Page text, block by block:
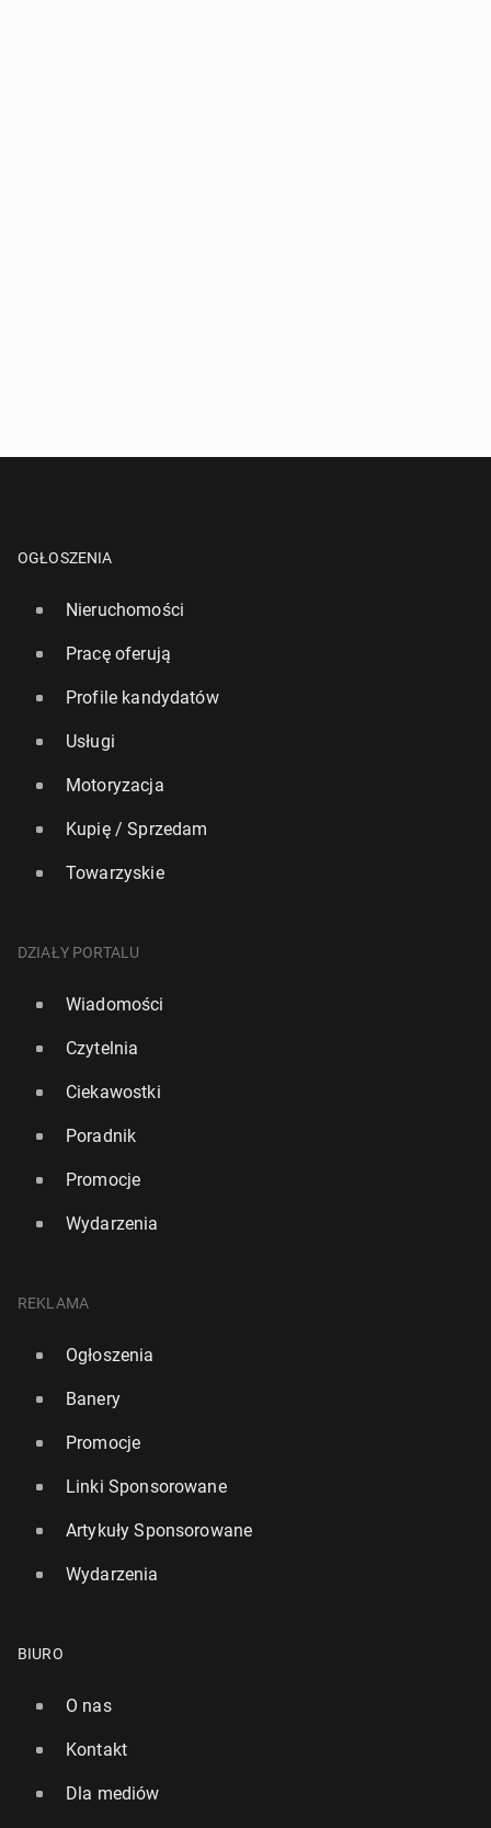
OGŁOSZENIA
Nieruchomości
Pracę oferują
Profile kandydatów
Usługi
Motoryzacja
Kupię / Sprzedam
Towarzyskie
DZIAŁY PORTALU
Wiadomości
Czytelnia
Ciekawostki
Poradnik
Promocje
Wydarzenia
REKLAMA
Ogłoszenia
Banery
Promocje
Linki Sponsorowane
Artykuły Sponsorowane
Wydarzenia
BIURO
O nas
Kontakt
Dla mediów